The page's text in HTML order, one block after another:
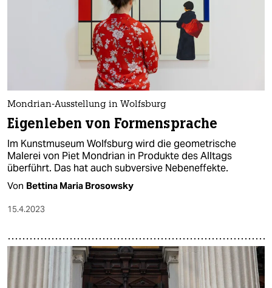
Mondrian-Ausstellung in Wolfsburg
Eigenleben von Formensprache
Im Kunstmuseum Wolfsburg wird die geometrische
Malerei von Piet Mondrian in Produkte des Alltags
überführt. Das hat auch subversive Nebeneffekte.
Von Bettina Maria Brosowsky
15.4.2023